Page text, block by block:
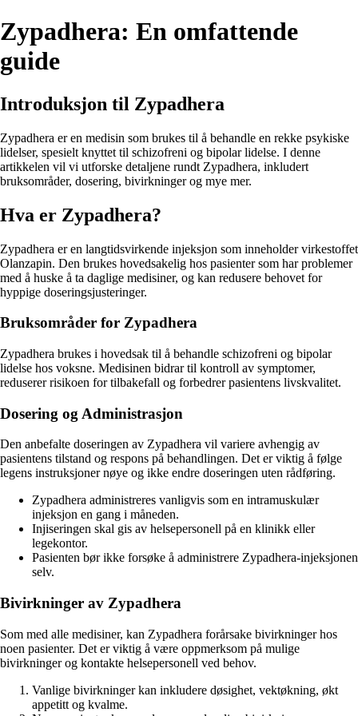
Zypadhera: En omfattende
guide
Introduksjon til Zypadhera
Zypadhera er en medisin som brukes til å behandle en rekke psykiske
lidelser, spesielt knyttet til schizofreni og bipolar lidelse. I denne
artikkelen vil vi utforske detaljene rundt Zypadhera, inkludert
bruksområder, dosering, bivirkninger og mye mer.
Hva er Zypadhera?
Zypadhera er en langtidsvirkende injeksjon som inneholder virkestoffet
Olanzapin. Den brukes hovedsakelig hos pasienter som har problemer
med å huske å ta daglige medisiner, og kan redusere behovet for
hyppige doseringsjusteringer.
Bruksområder for Zypadhera
Zypadhera brukes i hovedsak til å behandle schizofreni og bipolar
lidelse hos voksne. Medisinen bidrar til kontroll av symptomer,
reduserer risikoen for tilbakefall og forbedrer pasientens livskvalitet.
Dosering og Administrasjon
Den anbefalte doseringen av Zypadhera vil variere avhengig av
pasientens tilstand og respons på behandlingen. Det er viktig å følge
legens instruksjoner nøye og ikke endre doseringen uten rådføring.
Zypadhera administreres vanligvis som en intramuskulær
injeksjon en gang i måneden.
Injiseringen skal gis av helsepersonell på en klinikk eller
legekontor.
Pasienten bør ikke forsøke å administrere Zypadhera-injeksjonen
selv.
Bivirkninger av Zypadhera
Som med alle medisiner, kan Zypadhera forårsake bivirkninger hos
noen pasienter. Det er viktig å være oppmerksom på mulige
bivirkninger og kontakte helsepersonell ved behov.
Vanlige bivirkninger kan inkludere døsighet, vektøkning, økt
appetitt og kvalme.